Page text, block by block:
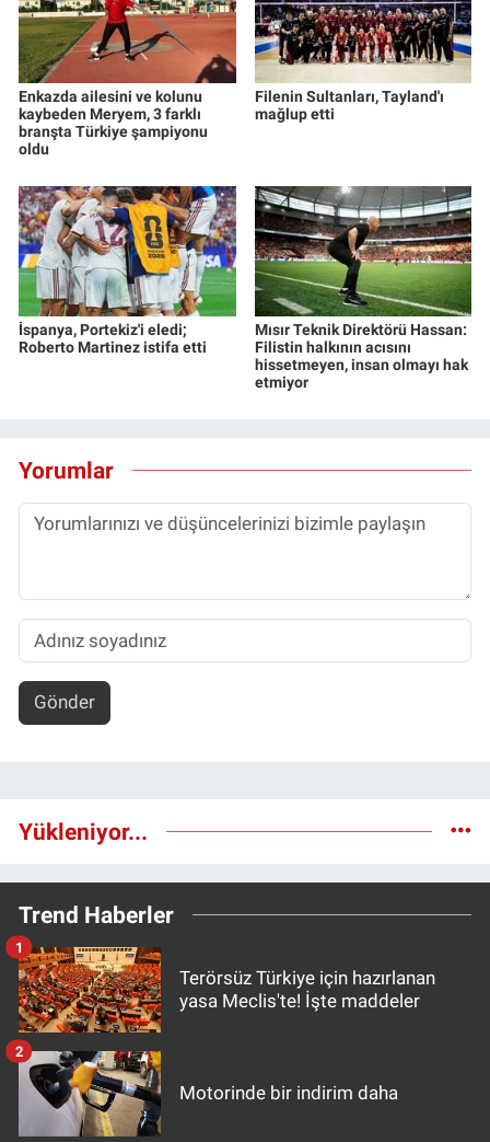
Enkazda ailesini ve kolunu
kaybeden Meryem, 3 farklı
branşta Türkiye şampiyonu
oldu
Filenin Sultanları, Tayland'ı
mağlup etti
İspanya, Portekiz'i eledi;
Roberto Martinez istifa etti
Mısır Teknik Direktörü Hassan:
Filistin halkının acısını
hissetmeyen, insan olmayı hak
etmiyor
Yorumlar
Gönder
Yükleniyor...
Trend Haberler
Terörsüz Türkiye için hazırlanan
yasa Meclis'te! İşte maddeler
1
Motorinde bir indirim daha
2